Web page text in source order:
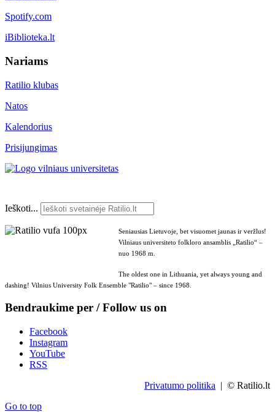
Spotify.com
iBiblioteka.lt
Nariams
Ratilio klubas
Natos
Kalendorius
Prisijungimas
Ieškoti...
Seniausias Lietuvoje, bet visuomet jaunas ir veržlus!
Vilniaus universiteto folkloro ansamblis „Ratilio“ –
nuo 1968 m.
The oldest one in Lithuania, yet always young and
dashing! Vilnius University Folk Ensemble "Ratilio" – since 1968.
Bendraukime per / Follow us on
Facebook
Instagram
YouTube
RSS
Privatumo politika | © Ratilio.lt
Go to top